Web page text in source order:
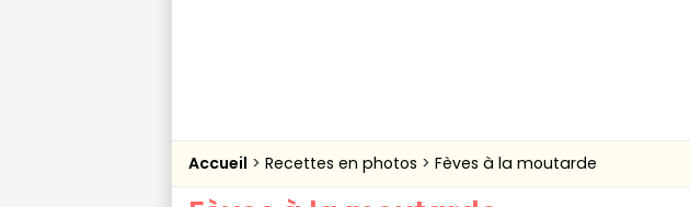
Accueil Recettes en photos Fèves à la moutarde